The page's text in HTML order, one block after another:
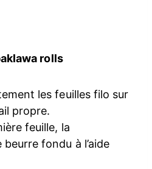
rolls
les feuilles filo sur
propre.
feuille, la
fondu à l’aide